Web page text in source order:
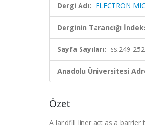
Dergi Adı: ELECTRON
Derginin Tarandığı
Sayfa Sayıları: ss.249-252
Anadolu Üniversitesi
Özet
A landfill liner act as a